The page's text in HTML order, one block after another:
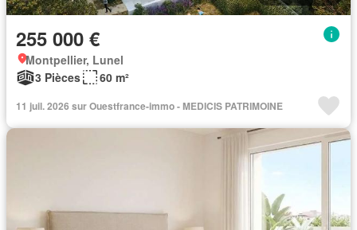
255 000 €
Montpellier, Lunel
3 Pièces
60 m²
11 juil. 2026 sur Ouestfrance-immo - MEDICIS PATRIMOINE